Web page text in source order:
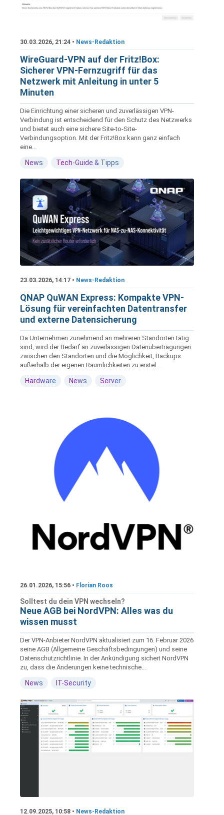
30.03.2026, 21:24 • News-Redaktion
WireGuard-VPN auf der Fritz!Box:
Sicherer VPN-Fernzugriff für das
Netzwerk mit Anleitung in unter 5
Minuten
Die Einrichtung einer sicheren und zuverlässigen VPN-
Verbindung ist entscheidend für den Schutz des Netzwerks
und bietet auch eine sichere Site-to-Site-
Verbindungsoption. Mit der Fritz!Box kann ganz einfach
eine...
News Tech-Guide & Tipps
23.03.2026, 14:17 • News-Redaktion
QNAP QuWAN Express: Kompakte VPN-
Lösung für vereinfachten Datentransfer
und externe Datensicherung
Da Unternehmen zunehmend an mehreren Standorten tätig
sind, wird der Bedarf an zuverlässigen Datenübertragungen
zwischen den Standorten und die Möglichkeit, Backups
außerhalb der eigenen Räumlichkeiten zu erstel...
Hardware News Server
26.01.2026, 15:56 • Florian Roos
Solltest du dein VPN wechseln?
Neue AGB bei NordVPN: Alles was du
wissen musst
Der VPN-Anbieter NordVPN aktualisiert zum 16. Februar 2026
seine AGB (Allgemeine Geschäftsbedingungen) und seine
Datenschutzrichtlinie. In der Ankündigung sichert NordVPN
zu, dass die Änderungen keine technische...
News IT-Security
12.09.2025, 10:58 • News-Redaktion